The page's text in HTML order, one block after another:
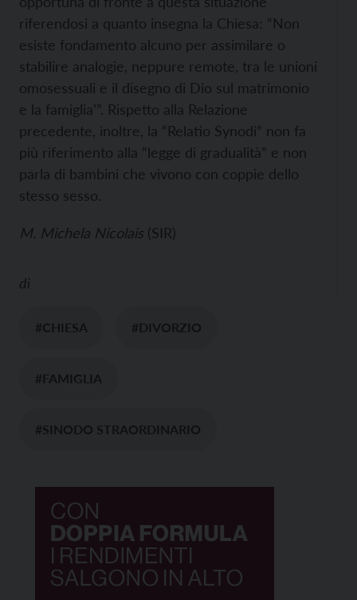
riferendosi a quanto insegna la Chiesa: “Non
esiste fondamento alcuno per assimilare o
stabilire analogie, neppure remote, tra le unioni
omosessuali e il disegno di Dio sul matrimonio
e la famiglia’”. Rispetto alla Relazione
precedente, inoltre, la “Relatio Synodi” non fa
più riferimento alla “legge di gradualità” e non
parla di bambini che vivono con coppie dello
stesso sesso.
M. Michela Nicolais (SIR)
di
#CHIESA #DIVORZIO
#FAMIGLIA
#SINODO STRAORDINARIO